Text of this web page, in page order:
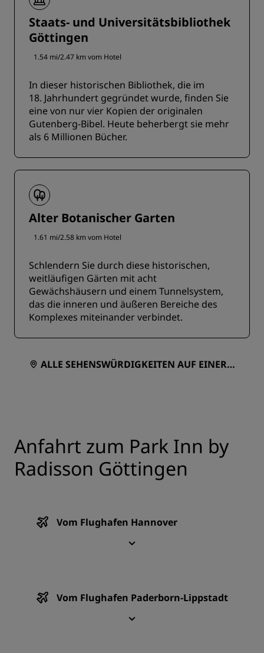
Staats- und Universitätsbibliothek
Göttingen
1.54 mi/2.47 km vom Hotel
In dieser historischen Bibliothek, die im
18. Jahrhundert gegründet wurde, finden Sie
eine von nur vier Kopien der originalen
Gutenberg-Bibel. Heute beherbergt sie mehr
als 6 Millionen Bücher.
Alter Botanischer Garten
1.61 mi/2.58 km vom Hotel
Schlendern Sie durch diese historischen,
weitläufigen Gärten mit acht
Gewächshäusern und einem Tunnelsystem,
das die inneren und äußeren Bereiche des
Komplexes miteinander verbindet.
ALLE SEHENSWÜRDIGKEITEN AUF EINER K
Anfahrt zum Park Inn by
Radisson Göttingen
Vom Flughafen Hannover
Vom Flughafen Paderborn-Lippstadt